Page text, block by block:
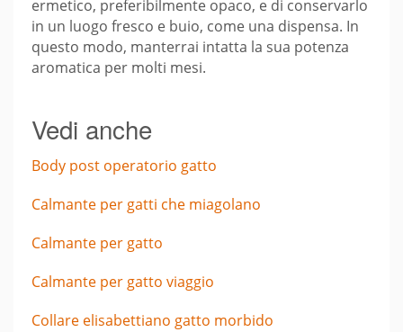
ermetico, preferibilmente opaco, e di conservarlo
in un luogo fresco e buio, come una dispensa. In
questo modo, manterrai intatta la sua potenza
aromatica per molti mesi.
Vedi anche
Body post operatorio gatto
Calmante per gatti che miagolano
Calmante per gatto
Calmante per gatto viaggio
Collare elisabettiano gatto morbido